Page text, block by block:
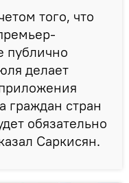
того, что
публично
делает
граждан стран
обязательно
Саркисян.